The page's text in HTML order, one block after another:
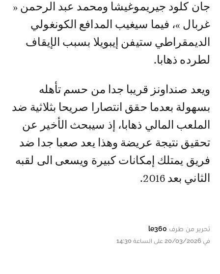
جان كلود جيريموغيشا ومحمد عبد الرحمن «
غربال »، فيما سيغيب المدافع الكونغولي
الديمقراطي ستيفن إيبويلا بسبب الإيقاف
لطرده ذهابا.
ويعد صنداونز قريبا جدا من حسم تأهله
بسهولة بعدما حقق انتصارا صريحا بثلاثية ضد
الملعب المالي ذهابا، إذ سيبحث الأخير عن
تحقيق نتيجة عريضة وهذا يعد صعبا جدا ضد
فريق يمتلك إمكانات كبيرة ويسعى الى لقبه
الثاني بعد 2016.
تحرير من طرف le360
في 20/03/2026 على الساعة 14:30